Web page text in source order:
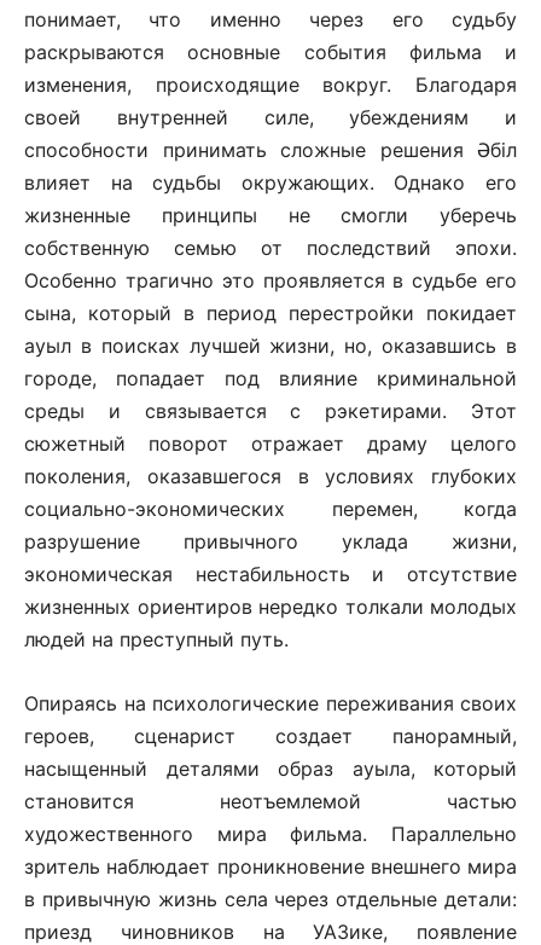
понимает, что именно через его судьбу
раскрываются основные события фильма и
изменения, происходящие вокруг. Благодаря
своей внутренней силе, убеждениям и
способности принимать сложные решения Әбіл
влияет на судьбы окружающих. Однако его
жизненные принципы не смогли уберечь
собственную семью от последствий эпохи.
Особенно трагично это проявляется в судьбе его
сына, который в период перестройки покидает
ауыл в поисках лучшей жизни, но, оказавшись в
городе, попадает под влияние криминальной
среды и связывается с рэкетирами. Этот
сюжетный поворот отражает драму целого
поколения, оказавшегося в условиях глубоких
социально-экономических перемен, когда
разрушение привычного уклада жизни,
экономическая нестабильность и отсутствие
жизненных ориентиров нередко толкали молодых
людей на преступный путь.
Опираясь на психологические переживания своих
героев, сценарист создает панорамный,
насыщенный деталями образ ауыла, который
становится неотъемлемой частью
художественного мира фильма. Параллельно
зритель наблюдает проникновение внешнего мира
в привычную жизнь села через отдельные детали:
приезд чиновников на УАЗике, появление